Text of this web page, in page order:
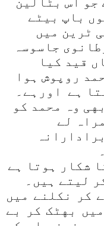
باپ بیٹے
ٹرین میں
جاسوسہ
قید کیا
روپوش ہوا
ہے۔ ہے اور
وہ محمد کو
لے
شکار ہوتا ہے
لیتے ہیں۔
کر نکلنے میں
بهٹک کر بے